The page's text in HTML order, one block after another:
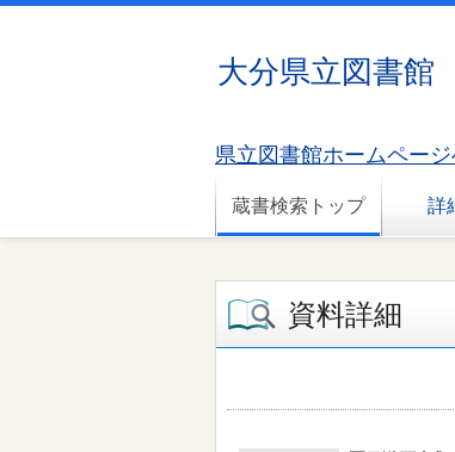
大分県立図書
県立図書館ホームペー
蔵書検索トップ 詳
資料詳細